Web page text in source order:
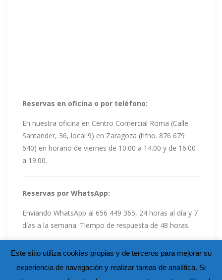
Reservas en oficina o por teléfono:
En nuestra oficina en Centro Comercial Roma (Calle
Santander, 36, local 9) en Zaragoza (tlfno. 876 679
640) en horario de viernes de 10.00 a 14.00 y de 16.00
a 19.00.
Reservas por WhatsApp:
Enviando WhatsApp al 656 449 365, 24 horas al día y 7
días a la semana. Tiempo de respuesta de 48 horas.
Este sitio utiliza cookies propias y de terceros para mejorar su
experiencia de navegación y realizar tareas de analítica. Si